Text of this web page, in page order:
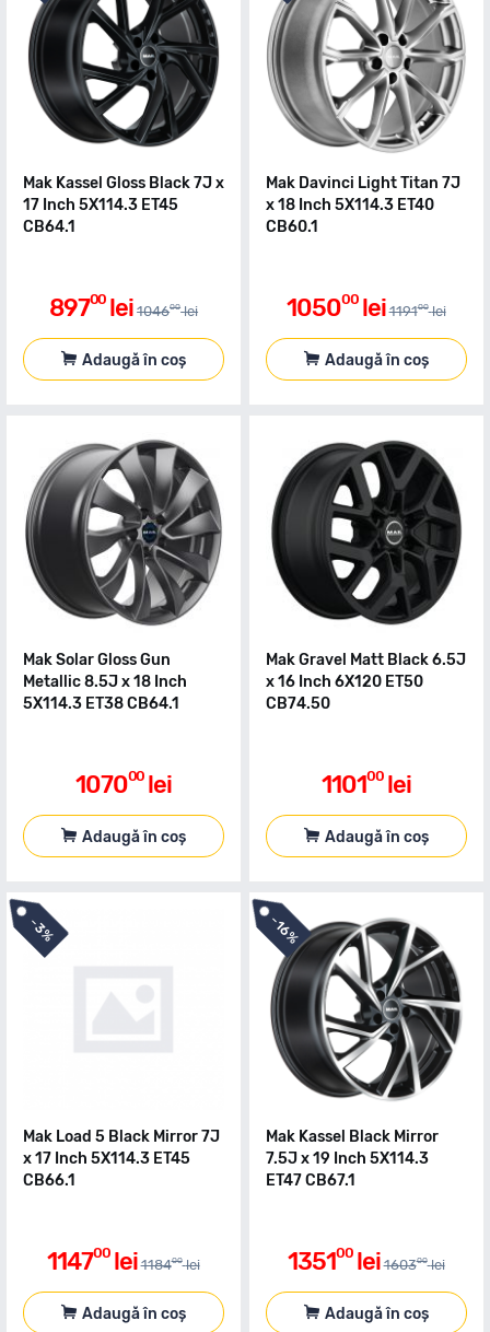
Mak Kassel Gloss Black 7J x
17 Inch 5X114.3 ET45
CB64.1
89700 lei 104600 lei
Adaugă în coș
Mak Davinci Light Titan 7J
x 18 Inch 5X114.3 ET40
CB60.1
105000 lei 119100 lei
Adaugă în coș
Mak Solar Gloss Gun
Metallic 8.5J x 18 Inch
5X114.3 ET38 CB64.1
107000 lei
Adaugă în coș
Mak Gravel Matt Black 6.5J
x 16 Inch 6X120 ET50
CB74.50
110100 lei
Adaugă în coș
-
3%
Mak Load 5 Black Mirror 7J
x 17 Inch 5X114.3 ET45
CB66.1
114700 lei 118400 lei
Adaugă în coș
-16%
Mak Kassel Black Mirror
7.5J x 19 Inch 5X114.3
ET47 CB67.1
135100 lei 160300 lei
Adaugă în coș